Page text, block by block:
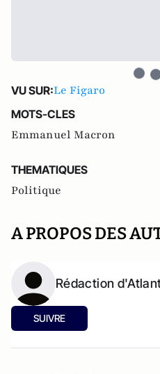
VU SUR:Le Figaro
MOTS-CLES
Emmanuel Macron
THEMATIQUES
Politique
A PROPOS DES
Rédaction
SUIVRE